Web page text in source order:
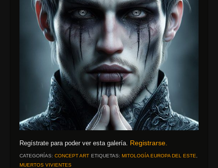
Regístrate para poder ver esta galería. Registrarse.
CATEGORÍAS: CONCEPT ART ETIQUETAS: MITOLOGÍA EUROPA DEL ESTE
MUERTOS VIVIENTES